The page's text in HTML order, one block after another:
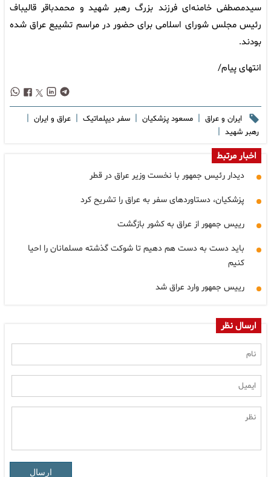
سیدمصطفی خامنه‌ای فرزند بزرگ رهبر شهید و محمدباقر قالیباف
رئیس مجلس شورای اسلامی برای حضور در مراسم تشییع عراق شده
بودند.
انتهای پیام/
ایران و عراق | مسعود پزشکیان | سفر دیپلماتیک | عراق و ایران |
رهبر شهید |
اخبار مرتبط
دیدار رئیس جمهور با نخست وزیر عراق در قطر
پزشکیان، دستاوردهای سفر به عراق را تشریح کرد
رییس جمهور از عراق به کشور بازگشت
باید دست به دست هم دهیم تا شوکت گذشته مسلمانان را احیا
کنیم
رییس جمهور وارد عراق شد
ارسال نظر
ارسال